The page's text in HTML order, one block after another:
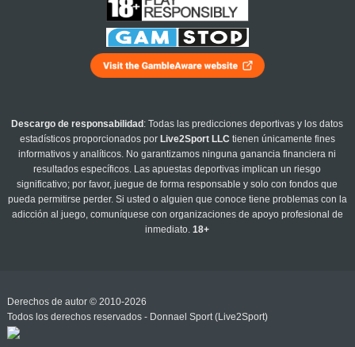
Descargo de responsabilidad : Todas las predicciones deportivas y los datos
estadísticos proporcionados por Live2Sport LLC tienen únicamente fines
informativos y analíticos. No garantizamos ninguna ganancia financiera ni
resultados específicos. Las apuestas deportivas implican un riesgo
significativo; por favor, juegue de forma responsable y solo con fondos que
pueda permitirse perder. Si usted o alguien que conoce tiene problemas con la
adicción al juego, comuníquese con organizaciones de apoyo profesional de
inmediato.18+
Derechos de autor © 2010-2026
Todos los derechos reservados - Donnael Sport (Live2Sport)